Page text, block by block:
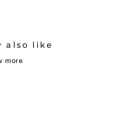
also like
more